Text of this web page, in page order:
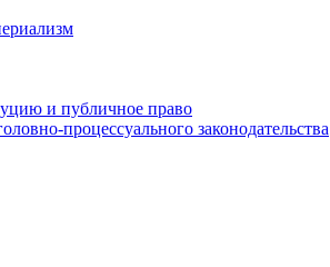
и публичное право
процессуального законодательства